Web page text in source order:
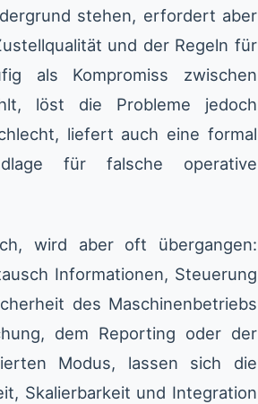
stehen, erfordert aber
und der Regeln für
als Kompromiss zwischen
löst die Probleme jedoch
liefert auch eine formal
für falsche operative
wird aber oft übergangen:
Informationen, Steuerung
des Maschinenbetriebs
dem Reporting oder der
Modus, lassen sich die
Skalierbarkeit und Integration